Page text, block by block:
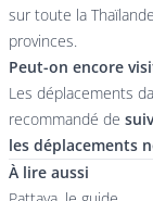
sur toute la
provinces.
Peut-on encore
Les déplacements
recommandé de
les déplacements
À lire aussi